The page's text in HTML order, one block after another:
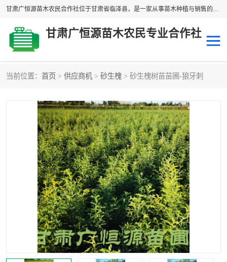
甘肃广恒源苗木农民合作社位于甘肃省临泽县，是一家从事苗木种植与销售的农民合作组织，合作社拥有苗木基地1500多亩，种植苗木品种40多个，年产各类苗木2000多万株。主营：白刺苗、红柳苗、梭梭苗等，我们以“种植一流的苗子，诚信经营”的经营理念，竭诚为每一位客户做优质的服务，欢迎来电咨询！
甘肃广恒源苗木农民专业合作社
当前位置： 首页 > 供应商机 > 砂生槐 > 砂生槐树苗苗圃-狼牙刺
圆冠榆 柠条
白刺苗
沙枣树 红柳苗
沙棘苗 柽柳苗
砂生槐 四翅滨藜